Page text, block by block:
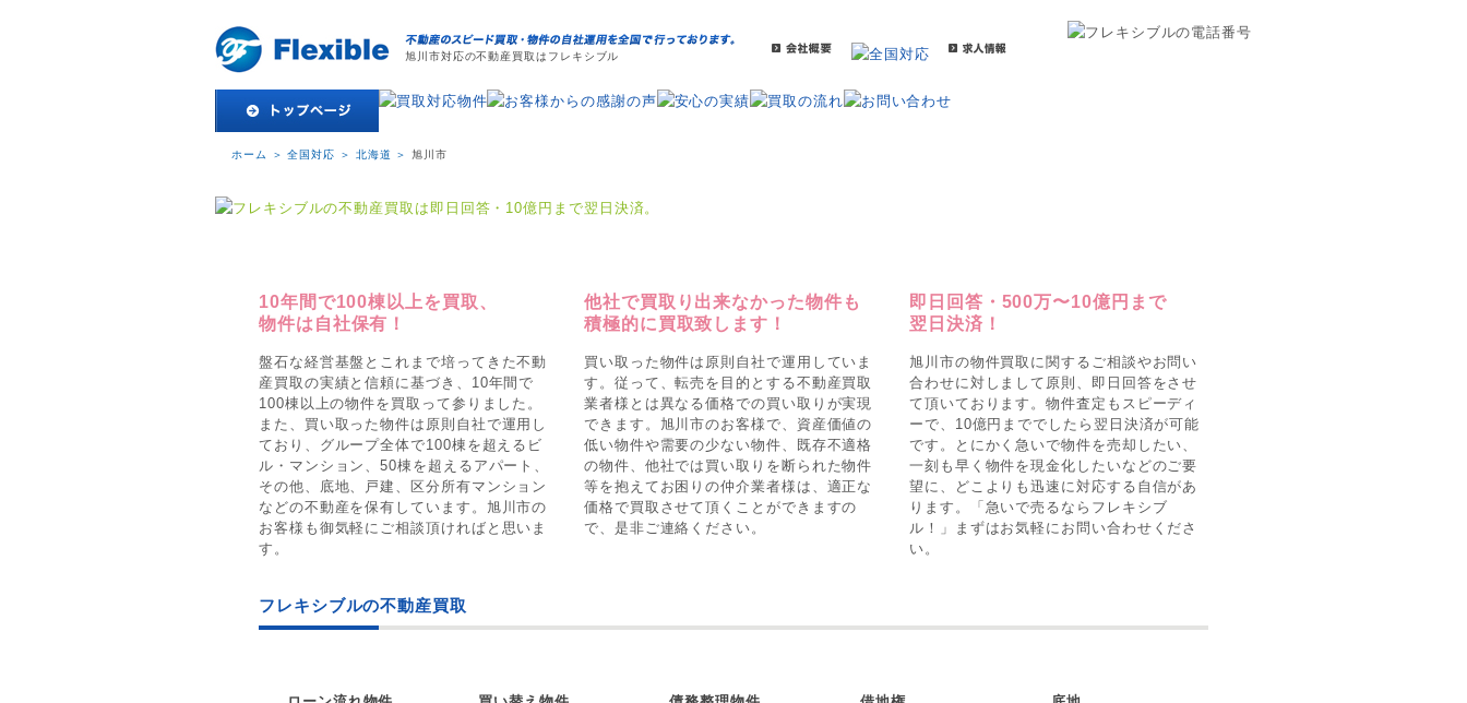
旭川市対応の不動産買取はフレキシブル
ホーム ＞全国対応 ＞ 北海道 ＞旭川市
10年間で100棟以上を買取、
物件は自社保有！
盤石な経営基盤とこれまで培ってきた不動
産買取の実績と信頼に基づき、10年間で
100棟以上の物件を買取って参りました。
また、買い取った物件は原則自社で運用し
ており、グループ全体で100棟を超えるビ
ル・マンション、50棟を超えるアパート、
その他、底地、戸建、区分所有マンション
などの不動産を保有しています。旭川市の
お客様も御気軽にご相談頂ければと思いま
す。
他社で買取り出来なかった物件も
積極的に買取致します！
買い取った物件は原則自社で運用していま
す。従って、転売を目的とする不動産買取
業者様とは異なる価格での買い取りが実現
できます。旭川市のお客様で、資産価値の
低い物件や需要の少ない物件、既存不適格
の物件、他社では買い取りを断られた物件
等を抱えてお困りの仲介業者様は、適正な
価格で買取させて頂くことができますの
で、是非ご連絡ください。
即日回答・500万〜10億円まで
翌日決済！
旭川市の物件買取に関するご相談やお問い
合わせに対しまして原則、即日回答をさせ
て頂いております。物件査定もスピーディ
ーで、10億円まででしたら翌日決済が可能
です。とにかく急いで物件を売却したい、
一刻も早く物件を現金化したいなどのご要
望に、どこよりも迅速に対応する自信があ
ります。「急いで売るならフレキシブ
ル！」まずはお気軽にお問い合わせくださ
い。
フレキシブルの不動産買取